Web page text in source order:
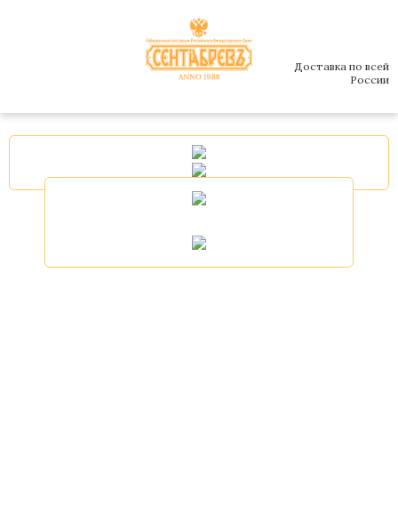
Доставка по всей
России